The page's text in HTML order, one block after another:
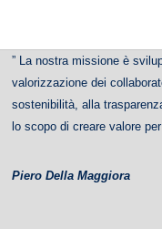
” La nostra missione è
valorizzazione dei
sostenibilità, alla
lo scopo di creare valore
Piero Della Maggiora